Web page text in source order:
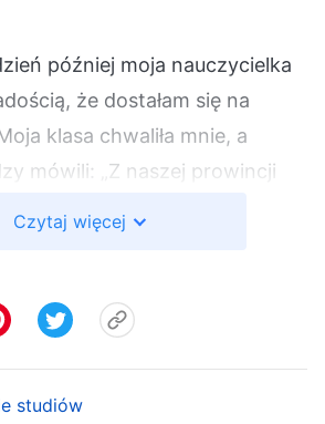
później moja nauczycielka
że dostałam się na
klasa chwaliła mnie, a
mówili: „Z naszej prowincji
się dowiedziała, ale ja
nasi krewni dowiedzieli się, że
Czytaj więcej
studiów